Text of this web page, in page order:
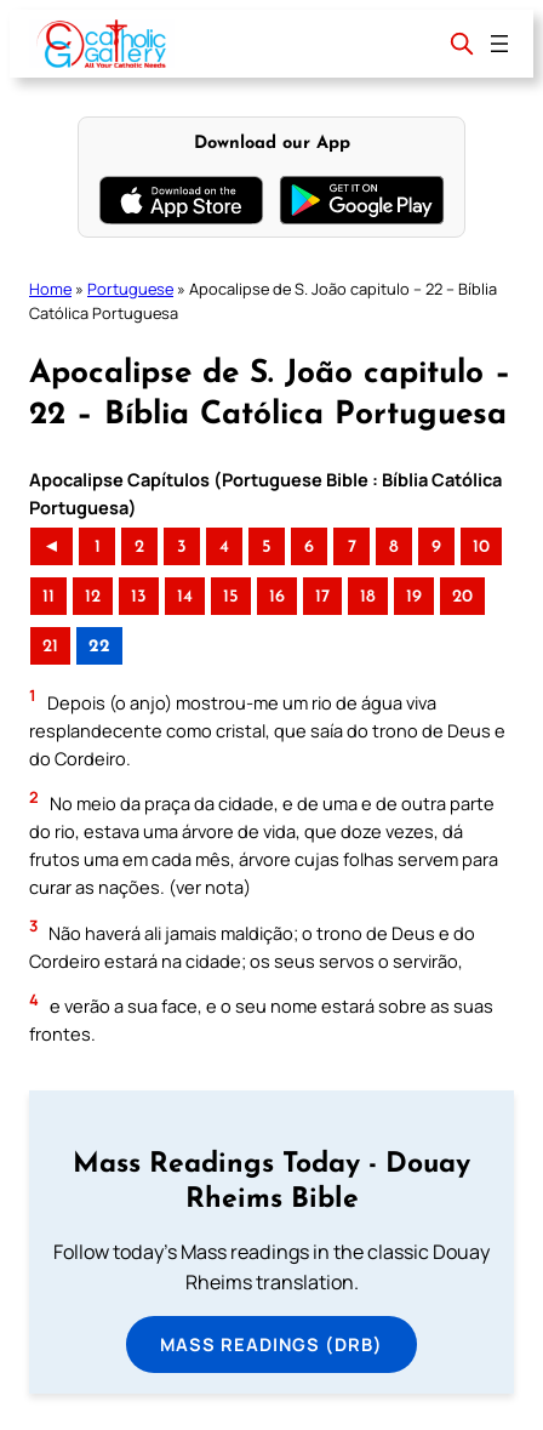
content
Download our App
Home » Portuguese » Apocalipse de S. João capitulo – 22 – Bíblia
Católica Portuguesa
Apocalipse de S. João capitulo –
22 – Bíblia Católica Portuguesa
Apocalipse Capítulos (Portuguese Bible : Bíblia Católica
Portuguesa)
◄ 1 2 3 4 5 6 7 8 9 10
11 12 13 14 15 16 17 18 19 20
21 22
1
Depois (o anjo) mostrou-me um rio de água viva
resplandecente como cristal, que saía do trono de Deus e
do Cordeiro.
2
No meio da praça da cidade, e de uma e de outra parte
do rio, estava uma árvore de vida, que doze vezes, dá
frutos uma em cada mês, árvore cujas folhas servem para
curar as nações. (ver nota)
3 Não haverá ali jamais maldição; o trono de Deus e do
Cordeiro estará na cidade; os seus servos o servirão,
4 e verão a sua face, e o seu nome estará sobre as suas
frontes.
Mass Readings Today - Douay
Rheims Bible
Follow today's Mass readings in the classic Douay
Rheims translation.
MASS READINGS (DRB)